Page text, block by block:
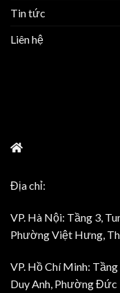
Tin tức
Liên hệ
Địa chỉ:
VP. Hà Nội: Tầng 3,
Phường Việt Hưng,
VP. Hồ Chí Minh:
Duy Anh, Phường Đức